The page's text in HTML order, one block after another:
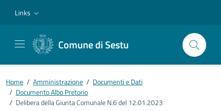
Links
Comune di Sestu
Home / Amministrazione / Documenti e Dati
/ Documento Albo Pretorio
/ Delibera della Giunta Comunale N.6 del 12.01.2023